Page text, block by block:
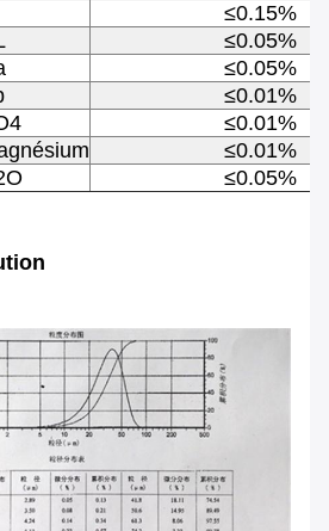
≤0.15%
≤0.05%
≤0.05%
≤0.01%
≤0.01%
≤0.01%
≤0.05%